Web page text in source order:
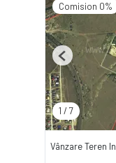
Comision 0%
1 / 7
Previous
Vânzare Teren